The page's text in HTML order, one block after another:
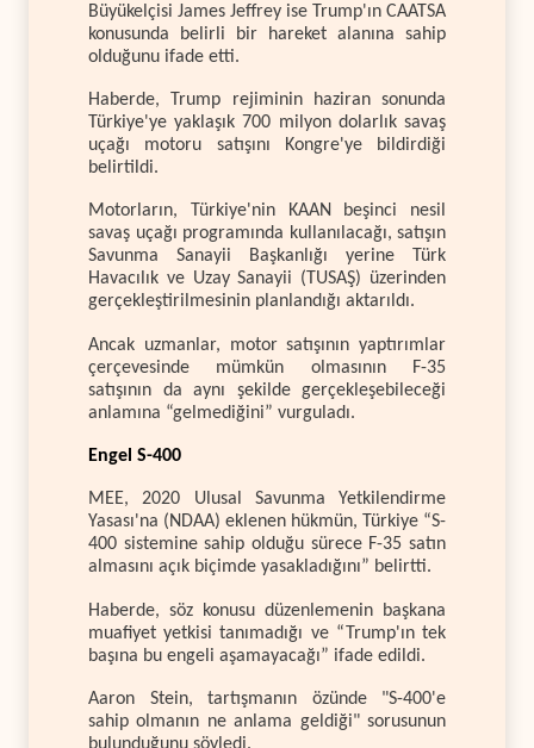
Büyükelçisi James Jeffrey ise Trump'ın CAATSA
konusunda belirli bir hareket alanına sahip
olduğunu ifade etti.
Haberde, Trump rejiminin haziran sonunda
Türkiye'ye yaklaşık 700 milyon dolarlık savaş
uçağı motoru satışını Kongre'ye bildirdiği
belirtildi.
Motorların, Türkiye'nin KAAN beşinci nesil
savaş uçağı programında kullanılacağı, satışın
Savunma Sanayii Başkanlığı yerine Türk
Havacılık ve Uzay Sanayii (TUSAŞ) üzerinden
gerçekleştirilmesinin planlandığı aktarıldı.
Ancak uzmanlar, motor satışının yaptırımlar
çerçevesinde mümkün olmasının F-35
satışının da aynı şekilde gerçekleşebileceği
anlamına “gelmediğini” vurguladı.
Engel S-400
MEE, 2020 Ulusal Savunma Yetkilendirme
Yasası'na (NDAA) eklenen hükmün, Türkiye “S-
400 sistemine sahip olduğu sürece F-35 satın
almasını açık biçimde yasakladığını” belirtti.
Haberde, söz konusu düzenlemenin başkana
muafiyet yetkisi tanımadığı ve “Trump'ın tek
başına bu engeli aşamayacağı” ifade edildi.
Aaron Stein, tartışmanın özünde "S-400'e
sahip olmanın ne anlama geldiği" sorusunun